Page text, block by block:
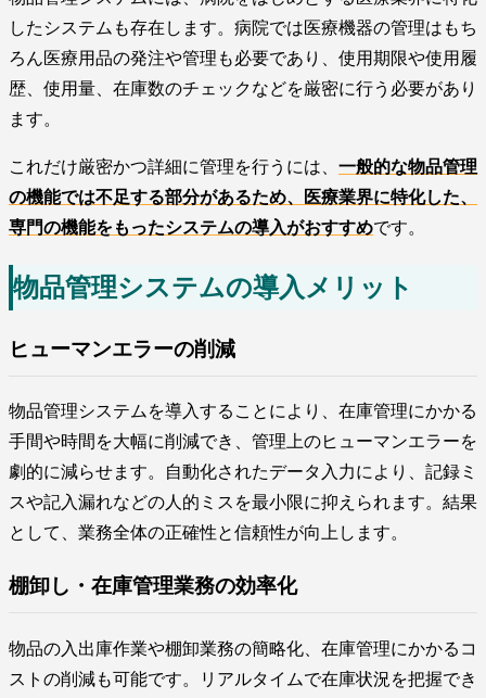
したシステムも存在します。病院では医療機器の管理はもち
ろん医療用品の発注や管理も必要であり、使用期限や使用履
歴、使用量、在庫数のチェックなどを厳密に行う必要があり
ます。
これだけ厳密かつ詳細に管理を行うには、 一般的な物品管理
の機能では不足する部分があるため、医療業界に特化した、
専門の機能をもったシステムの導入がおすすめです。
物品管理システムの導入メリット
ヒューマンエラーの削減
物品管理システムを導入することにより、在庫管理にかかる
手間や時間を大幅に削減でき、管理上のヒューマンエラーを
劇的に減らせます。自動化されたデータ入力により、記録ミ
スや記入漏れなどの人的ミスを最小限に抑えられます。結果
として、業務全体の正確性と信頼性が向上します。
棚卸し・在庫管理業務の効率化
物品の入出庫作業や棚卸業務の簡略化、在庫管理にかかるコ
ストの削減も可能です。リアルタイムで在庫状況を把握でき